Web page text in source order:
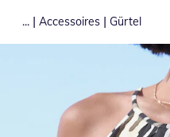
... | Accessoires | Gürtel